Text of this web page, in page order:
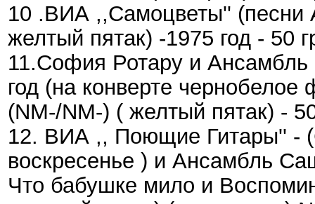
10 .ВИА ,,Самоцветы'' (песни
желтый пятак) -1975 год - 50
11.София Ротару и
год (на конверте
(NM-/NM-) ( желтый пятак) -
12. ВИА ,, Поющие Гитары'' -
воскресенье ) и Ансамбль
Что бабушке мило и